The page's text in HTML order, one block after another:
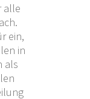
alle
ein,
in
als